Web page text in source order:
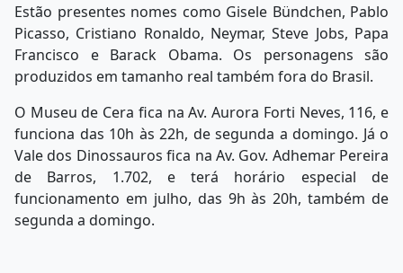
Estão presentes nomes como Gisele Bündchen, Pablo
Picasso, Cristiano Ronaldo, Neymar, Steve Jobs, Papa
Francisco e Barack Obama. Os personagens são
produzidos em tamanho real também fora do Brasil.
O Museu de Cera fica na Av. Aurora Forti Neves, 116, e
funciona das 10h às 22h, de segunda a domingo. Já o
Vale dos Dinossauros fica na Av. Gov. Adhemar Pereira
de Barros, 1.702, e terá horário especial de
funcionamento em julho, das 9h às 20h, também de
segunda a domingo.